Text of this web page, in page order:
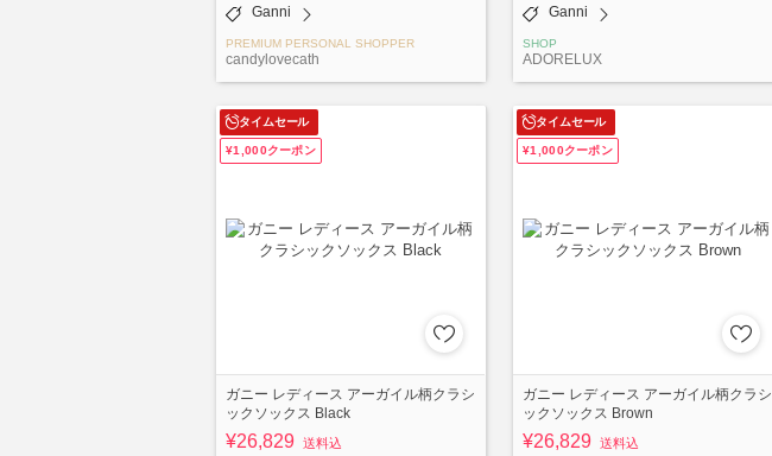
Ganni
PREMIUM PERSONAL SHOPPER
candylovecath
Ganni
SHOP
ADORELUX
タイムセール
¥1,000クーポン
ガニー レディース アーガイル柄クラシ
ックソックス Black
¥26,829 送料込
タイムセール
¥1,000クーポン
ガニー レディース アーガイル柄クラシ
ックソックス Brown
¥26,829 送料込